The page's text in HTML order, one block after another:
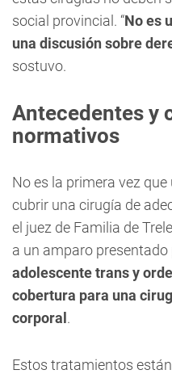
social provincial. “No es
una discusión sobre
sostuvo.
Antecedentes y
normativos
No es la primera vez
cubrir una cirugía de
el juez de Familia de
a un amparo
adolescente trans y
cobertura para una
corporal .
Estos tratamientos